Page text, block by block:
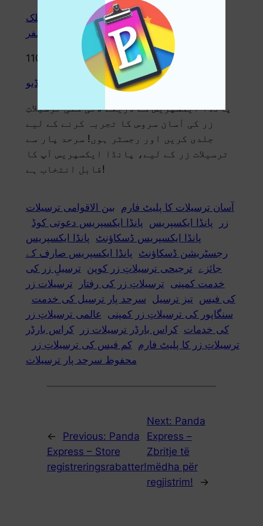
رجسٹریشن لنک: رجسٹر کرنے کے لیے یہاں کلک
کریں پانڈا منی ٹرانسفر
دعوت نامہ:
تعارف ویڈیو: پانڈا ایکسپریس تعارفی ویڈیو
پانڈا ایکسپریس کے ذریعے لائی گئی ترسیلاتِ
زر کی آسان سروس کا تجربہ کرنے کے لیے
جلدی کریں اور رجسٹر ہوں! سرحد پار سے
ترسیلات زر کے لیے، پانڈا ایکسپریس آپ کا
قابل انتخاب ہے!
آسان ترسیلات کا پلیٹ فارم
بین الاقوامی ترسیلات
زر
پانڈا ایکسپریس
پانڈا ایکسپریس دعوتی کوڈ
پانڈا ایکسپریس ڈسکاؤنٹ
پانڈا ایکسپریس
رجسٹریشن ڈسکاؤنٹ
پانڈا ایکسپریس صارف کے
جائزے ترجیحی ترسیلاتِ زر کوپن ترسیلِ زر کی
خدمت کمپنی ترسیلاتِ زر کی رفتار
ترسیلات زر
کی فیس تیز ترسیل سرحد پار ترسیل کی خدمت
سنگاپور کی ترسیلاتِ زر کمپنی عالمی ترسیلاتِ زر
کی خدمات کراس بارڈر ترسیلات زر
کراس بارڈر
ترسیلاتِ زر کا پلیٹ فارم کم فیس کی ترسیلاتِ زر
محفوظ سرحد پار ترسیلات
← Previous: Panda
Express – Store
registreringsrabatter!
Next: Panda
Express –
Zbritje të
mëdha për
regjistrim!
→